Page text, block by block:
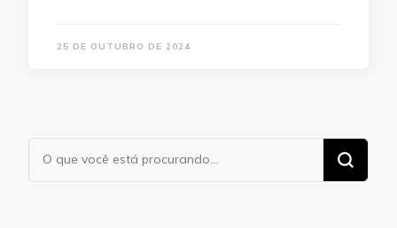
25 DE OUTUBRO DE 2024
Procurando